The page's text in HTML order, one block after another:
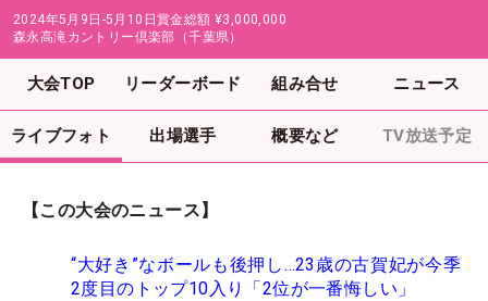
2024年5月9日-5月10日賞金総額 ¥3,000,000
森永高滝カントリー倶楽部（千葉県）
大会TOP リーダーボード 組み合せ ニュース
ライブフォト 出場選手 概要など TV放送予定
【この大会のニュース】
“大好き”なボールも後押し…23歳の古賀妃が今季
2度目のトップ10入り「2位が一番悔しい」